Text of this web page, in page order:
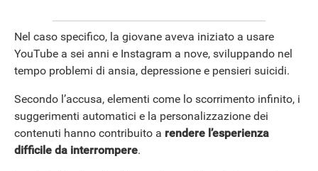
Nel caso specifico, la giovane aveva iniziato a usare
YouTube a sei anni e Instagram a nove, sviluppando nel
tempo problemi di ansia, depressione e pensieri suicidi.
Secondo l’accusa, elementi come lo scorrimento infinito, i
suggerimenti automatici e la personalizzazione dei
contenuti hanno contribuito a rendere l’esperienza
difficile da interrompere.